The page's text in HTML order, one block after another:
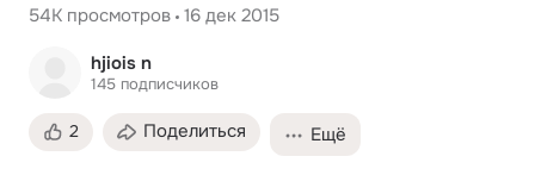
54K просмотров 16 дек 2015
hjiois n
145 подписчиков
2 Поделиться Ещё